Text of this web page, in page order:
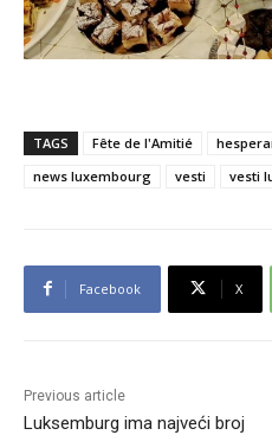
TAGS Fête de l'Amitié
news luxembourg
vesti vesti
Facebook X
Previous article
Luksemburg ima najveći broj